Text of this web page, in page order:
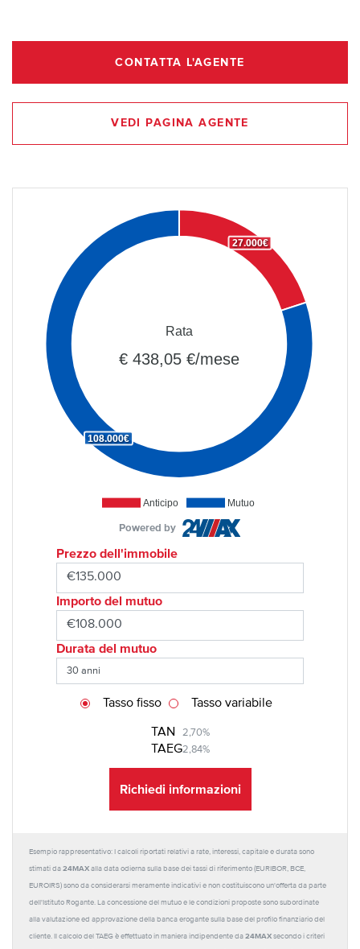
CONTATTA L'AGENTE
VEDI PAGINA AGENTE
Anticipo Mutuo
27.000€
108.000€
Rata
€ 438,05 €/mese
Powered by
Prezzo dell'immobile
Importo del mutuo
Durata del mutuo
TAN 2,70%
TAEG2,84%
Tasso fisso Tasso variabile
Richiedi informazioni
Esempio rappresentativo: I calcoli riportati relativi a rate, interessi, capitale e durata sono
stimati da 24MAX alla data odierna sulla base dei tassi di riferimento (EURIBOR, BCE,
EUROIRS) sono da considerarsi meramente indicativi e non costituiscono un'offerta da parte
dell'Istituto Rogante. La concessione del mutuo e le condizioni proposte sono subordinate
alla valutazione ed approvazione della banca erogante sulla base del profilo finanziario del
cliente. Il calcolo del TAEG è effettuato in maniera indipendente da 24MAX secondo i criteri